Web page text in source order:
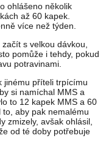
ohlášeno několik
až 60 kapek.
více než týden.
s velkou dávkou,
pomůže i tehdy, pokud
potravinami.
jinému příteli trpícímu
si namíchal MMS a
to 12 kapek MMS a 60
aby pak nemalému
zmizely, avšak ohlásil,
od té doby potřebuje